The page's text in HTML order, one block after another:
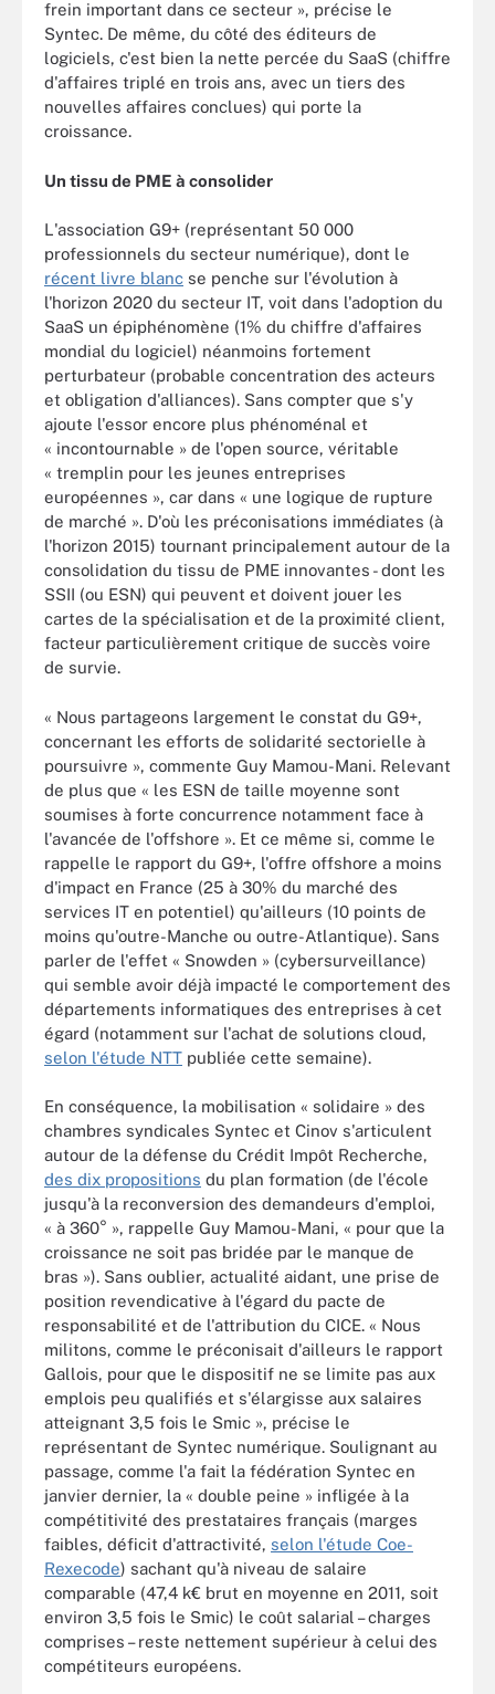
frein important dans ce secteur », précise le
Syntec. De même, du côté des éditeurs de
logiciels, c'est bien la nette percée du SaaS (chiffre
d'affaires triplé en trois ans, avec un tiers des
nouvelles affaires conclues) qui porte la
croissance.
Un tissu de PME à consolider
L'association G9+ (représentant 50 000
professionnels du secteur numérique), dont le
récent livre blanc se penche sur l'évolution à
l'horizon 2020 du secteur IT, voit dans l'adoption du
SaaS un épiphénomène (1% du chiffre d'affaires
mondial du logiciel) néanmoins fortement
perturbateur (probable concentration des acteurs
et obligation d'alliances). Sans compter que s'y
ajoute l'essor encore plus phénoménal et
« incontournable » de l'open source, véritable
« tremplin pour les jeunes entreprises
européennes », car dans « une logique de rupture
de marché ». D'où les préconisations immédiates (à
l'horizon 2015) tournant principalement autour de la
consolidation du tissu de PME innovantes - dont les
SSII (ou ESN) qui peuvent et doivent jouer les
cartes de la spécialisation et de la proximité client,
facteur particulièrement critique de succès voire
de survie.
« Nous partageons largement le constat du G9+,
concernant les efforts de solidarité sectorielle à
poursuivre », commente Guy Mamou-Mani. Relevant
de plus que « les ESN de taille moyenne sont
soumises à forte concurrence notamment face à
l'avancée de l'offshore ». Et ce même si, comme le
rappelle le rapport du G9+, l'offre offshore a moins
d'impact en France (25 à 30% du marché des
services IT en potentiel) qu'ailleurs (10 points de
moins qu'outre-Manche ou outre-Atlantique). Sans
parler de l'effet « Snowden » (cybersurveillance)
qui semble avoir déjà impacté le comportement des
départements informatiques des entreprises à cet
égard (notamment sur l'achat de solutions cloud,
selon l'étude NTT publiée cette semaine).
En conséquence, la mobilisation « solidaire » des
chambres syndicales Syntec et Cinov s'articulent
autour de la défense du Crédit Impôt Recherche,
des dix propositions du plan formation (de l'école
jusqu'à la reconversion des demandeurs d'emploi,
« à 360° », rappelle Guy Mamou-Mani, « pour que la
croissance ne soit pas bridée par le manque de
bras »). Sans oublier, actualité aidant, une prise de
position revendicative à l'égard du pacte de
responsabilité et de l'attribution du CICE. « Nous
militons, comme le préconisait d'ailleurs le rapport
Gallois, pour que le dispositif ne se limite pas aux
emplois peu qualifiés et s'élargisse aux salaires
atteignant 3,5 fois le Smic », précise le
représentant de Syntec numérique. Soulignant au
passage, comme l'a fait la fédération Syntec en
janvier dernier, la « double peine » infligée à la
compétitivité des prestataires français (marges
faibles, déficit d'attractivité, selon l'étude Coe-
Rexecode) sachant qu'à niveau de salaire
comparable (47,4 k€ brut en moyenne en 2011, soit
environ 3,5 fois le Smic) le coût salarial – charges
comprises – reste nettement supérieur à celui des
compétiteurs européens.